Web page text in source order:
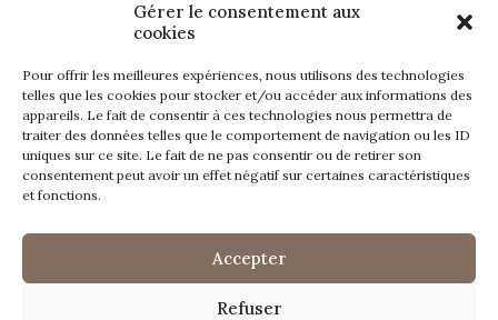
Gérer le consentement aux
cookies
Pour offrir les meilleures expériences, nous utilisons des technologies
telles que les cookies pour stocker et/ou accéder aux informations des
appareils. Le fait de consentir à ces technologies nous permettra de
traiter des données telles que le comportement de navigation ou les ID
uniques sur ce site. Le fait de ne pas consentir ou de retirer son
consentement peut avoir un effet négatif sur certaines caractéristiques
et fonctions.
Accepter
Refuser
© 2022 CHAMPAGNE VAQUETTE DRIGUET - Site réalisé
Politique de confidentialité